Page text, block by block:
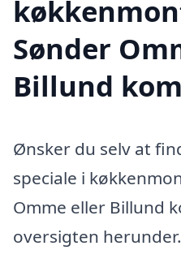
Sønder
Billund
Ønsker du selv at
speciale i
Omme eller Billund
oversigten herunder.